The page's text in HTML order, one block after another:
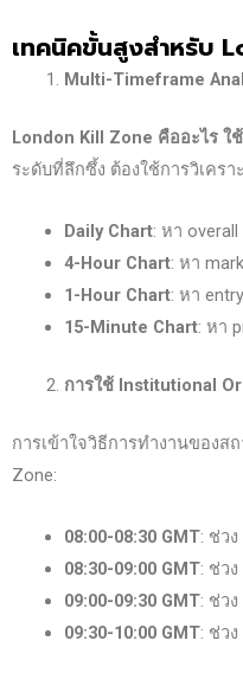
เทคนิคขั้นสูงสำหรับ
Multi-Timeframe
London Kill Zone คืออะไร ใ
ระดับที่ลึกซึ้ง ต้องใช้การวิเคร
Daily Chart: หา overall
4-Hour Chart: หา
1-Hour Chart: หา
15-Minute Chart: หา
การใช้ Institutional
การเข้าใจวิธีการทำงานของส
Zone:
08:00-08:30 GMT: ช่วง
08:30-09:00 GMT: ช่วง
09:00-09:30 GMT: ช่ว
09:30-10:00 GMT: ช่ว